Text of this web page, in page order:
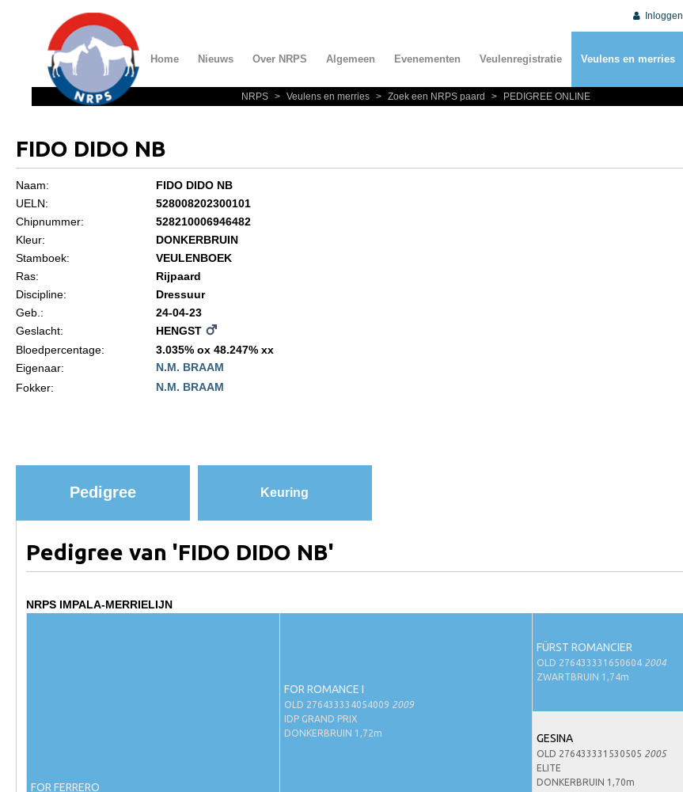
Inloggen
Home Nieuws Over NRPS Algemeen Evenementen Veulenregistratie Veulens en merries
Over NRPS
Statuten en reglementen
Algemeen
Informatie overschrijven paspoort
Animal Health Regulation
Gids voor Goede Praktijken
Marktplaats
NRPS > Veulens en merries > Zoek een NRPS paard > PEDIGREE ONLINE
FIDO DIDO NB
Naam:
FIDO DIDO NB
UELN:
528008202300101
Chipnummer:
528210006946482
Kleur:
DONKERBRUIN
Stamboek:
VEULENBOEK
Ras:
Rijpaard
Discipline:
Dressuur
Geb.:
24-04-23
Geslacht:
HENGST
Bloedpercentage:
3.035% ox 48.247% xx
Eigenaar:
N.M. BRAAM
Fokker:
N.M. BRAAM
Pedigree Keuring
Pedigree van 'FIDO DIDO NB'
NRPS IMPALA-MERRIELIJN
FOR FERRERO
FOR ROMANCE I
OLD 276433334054009 2009
IDP GRAND PRIX
DONKERBRUIN 1,72m
FÜRST ROMANCIER
OLD 276433331650604 2004
ZWARTBRUIN 1,74m
GESINA
OLD 276433331530505 2005
ELITE
DONKERBRUIN 1,70m